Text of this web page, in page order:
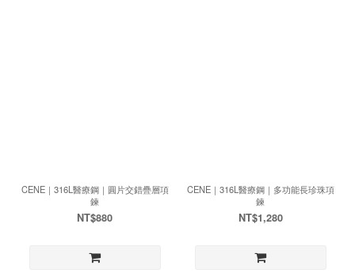
CENE｜316L醫療鋼｜圓片交錯疊層項
鍊
NT$880
CENE｜316L醫療鋼｜多功能長珍珠項
鍊
NT$1,280